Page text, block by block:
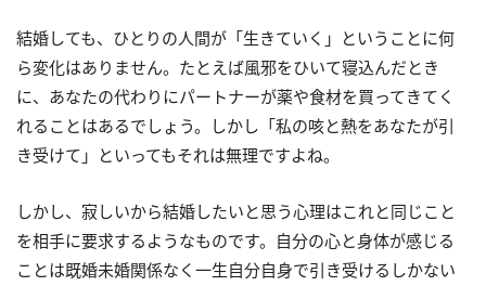
結婚しても、ひとりの人間が「生きていく」ということに何
ら変化はありません。たとえば風邪をひいて寝込んだとき
に、あなたの代わりにパートナーが薬や食材を買ってきてく
れることはあるでしょう。しかし「私の咳と熱をあなたが引
き受けて」といってもそれは無理ですよね。
しかし、寂しいから結婚したいと思う心理はこれと同じこと
を相手に要求するようなものです。自分の心と身体が感じる
ことは既婚未婚関係なく一生自分自身で引き受けるしかない